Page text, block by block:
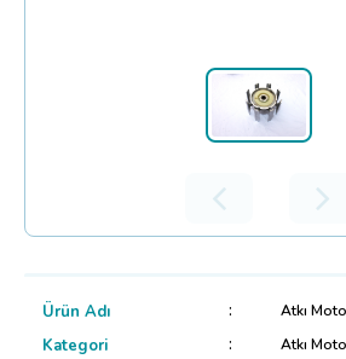
Ürün Adı Atkı
Kategori Atkı